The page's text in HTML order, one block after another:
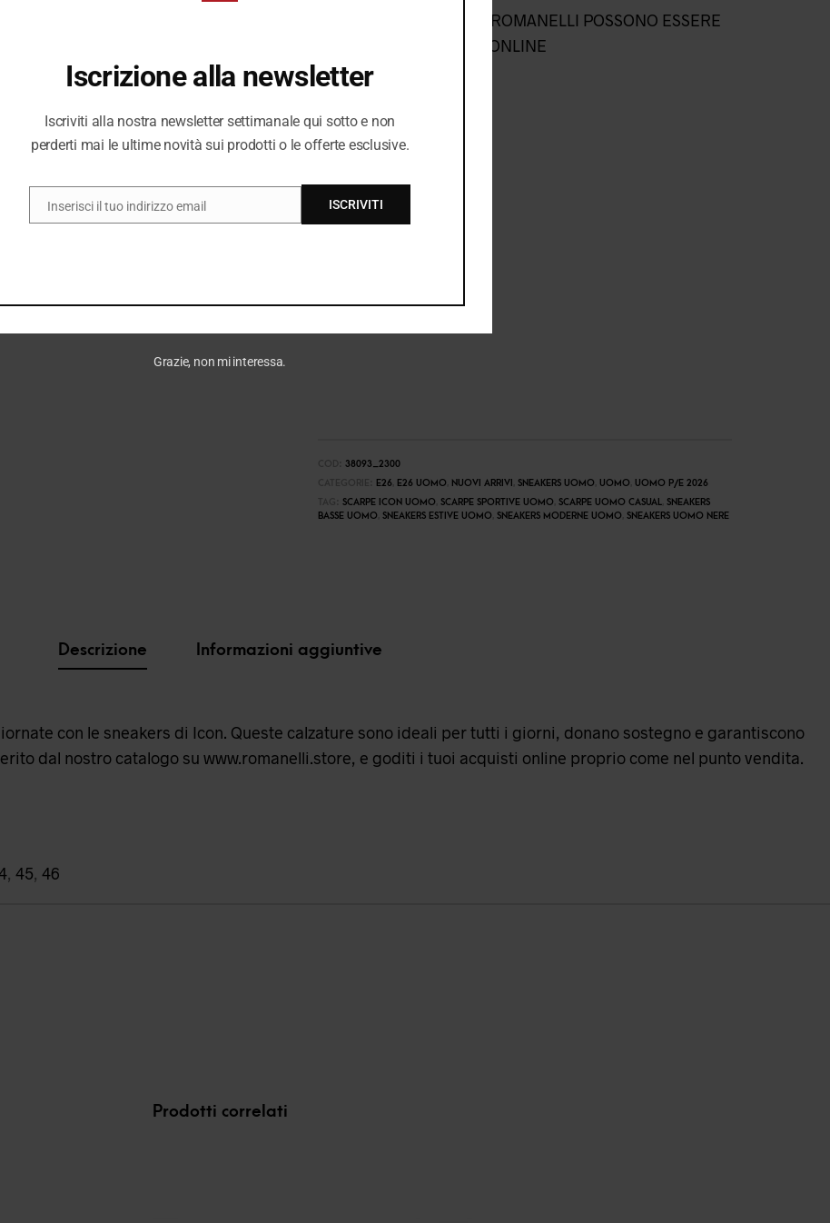
I PREZZI DEL NEGOZIO ROMANELLI POSSONO ESSERE
DIVERSI DAL NEGOZIO ONLINE
38093_2300
E26, E26 UOMO NUOVI ARRIVI SNEAKERS UOMO UOMO UOMO P/E 2026
SCARPE ICON UOMO SCARPE SPORTIVE UOMO SCARPE UOMO CASUAL, SNEAKERS
BASSE UOMO SNEAKERS ESTIVE UOMO SNEAKERS MODERNE UOMO SNEAKERS UOMO NERE
Descrizione Informazioni aggiuntive
con le sneakers di Icon. Queste calzature sono ideali per tutti i giorni, donano sostegno e garantiscono
dal nostro catalogo su www.romanelli.store, e goditi i tuoi acquisti online proprio come nel punto vendita.
, 45, 46
Prodotti correlati
Iscrizione alla newsletter
Iscriviti alla nostra newsletter settimanale qui sotto e non
perderti mai le ultime novità sui prodotti o le offerte esclusive.
EMAIL
Inserisci il tuo indirizzo email ISCRIVITI
Grazie, non mi interessa.